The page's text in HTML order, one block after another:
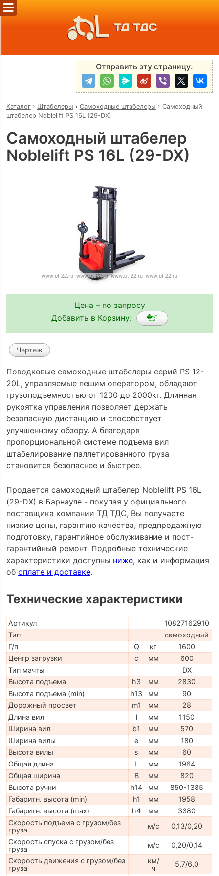
ТД ТДС
Отправить эту страницу:
Каталог› Штабелеры › Самоходные штабелеры › Самоходный
штабелер Noblelift PS 16L (29-DX)
Самоходный штабелер
Noblelift PS 16L (29-DX)
Цена – по запросу
Добавить в Корзину:
Чертеж
Поводковые самоходные штабелеры серий PS 12-
20L, управляемые пешим оператором, обладают
грузоподъемностью от 1200 до 2000кг. Длинная
рукоятка управления позволяет держать
безопасную дистанцию и способствует
улучшенному обзору. А благодаря
пропорциональной системе подъема вил
штабелирование паллетированного груза
становится безопаснее и быстрее.
Продается самоходный штабелер Noblelift PS 16L
(29-DX) в Барнауле - покупая у официального
поставщика компании ТД ТДС, Вы получаете
низкие цены, гарантию качества, предпродажную
подготовку, гарантийное обслуживание и пост-
гарантийный ремонт. Подробные технические
характеристики доступны ниже, как и информация
об оплате и доставке.
Технические характеристики
Артикул
10827162910
Тип
самоходный
Г/п
Q кг
1600
Центр загрузки
c мм
600
Тип мачты
DX
Высота подъема
h3 мм
2830
Высота подъема (min)
h13 мм
90
Дорожный просвет
m1 мм
28
Длина вил
l мм
1150
Ширина вил
b1 мм
570
Ширина вилы
e мм
180
Высота вилы
s мм
60
Общая длина
L мм
1964
Общая ширина
B мм
820
Высота ручки
h14 мм
850-1385
Габаритн. высота (min)
h1 мм
1958
Габаритн. высота (max)
h4 мм
3380
Скорость подъема с грузом/без
груза
м/с
0,13/0,20
Скорость спуска с грузом/без
груза
м/с
0,20/0,14
Скорость движения с грузом/без
груза
км/
ч
5,7/6,0